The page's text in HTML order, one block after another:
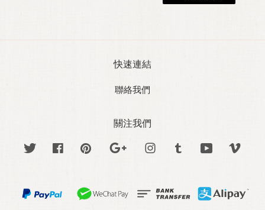
快速連結
聯絡我們
關注我們
Twitter Facebook Pinterest Google Instagram Tumblr YouTube